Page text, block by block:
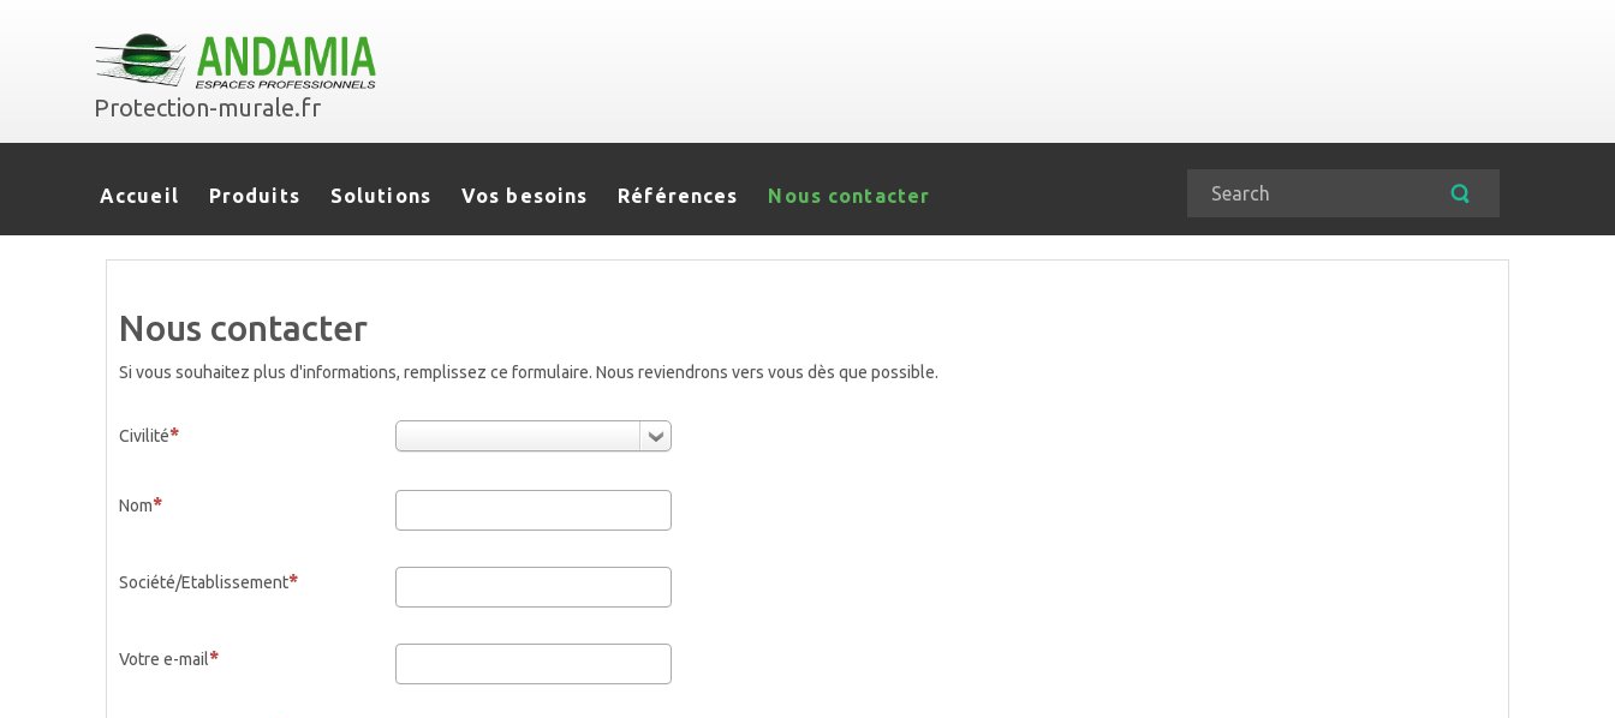
Protection-murale.fr
Accueil Produits Solutions Vos besoins Références Nous contacter
Nous contacter
Si vous souhaitez plus d'informations, remplissez ce formulaire. Nous reviendrons vers vous dès que possible.
Civilité
Nom
Société/Etablissement
Votre e-mail